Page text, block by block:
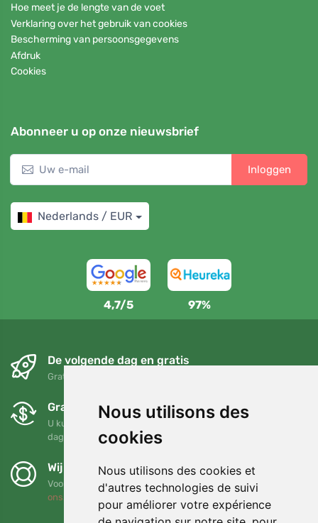
Nous utilisons des
cookies
Nous utilisons des cookies et
d'autres technologies de suivi
pour améliorer votre expérience
Hoe meet je de lengte van de voet
Verklaring over het gebruik van cookies
Bescherming van persoonsgegevens
Afdruk
Cookies
Abonneer u op onze nieuwsbrief
Inloggen
Nederlands / EUR
4,7/5 97%
De volgende dag en gratis
Gratis verzending voor bestellingen boven 95 EUR
Gratis ruilen en retourneren
U kunt uw bestelling op elk gewenst moment binnen 90
dagen retourneren of ruilen
Wij steunen Trees.org
Voor elke bestelling planten we een boom! Lees meer
ons